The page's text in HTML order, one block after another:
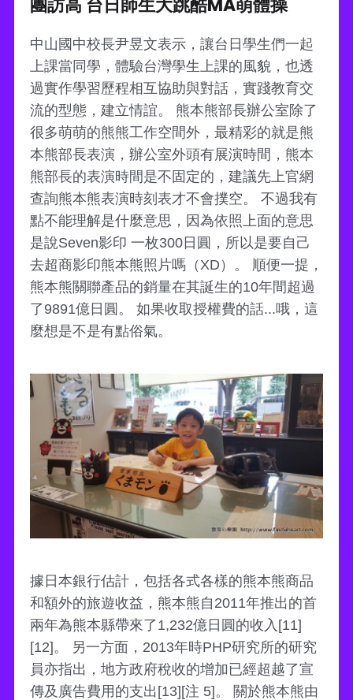
中山國中校長尹昱文表示，讓台日學生們一起
上課當同學，體驗台灣學生上課的風貌，也透
過實作學習歷程相互協助與對話，實踐教育交
流的型態，建立情誼。 熊本熊部長辦公室除了
很多萌萌的熊熊工作空間外，最精彩的就是熊
本熊部長表演，辦公室外頭有展演時間，熊本
熊部長的表演時間是不固定的，建議先上官網
查詢熊本熊表演時刻表才不會撲空。 不過我有
點不能理解是什麼意思，因為依照上面的意思
是說Seven影印 一枚300日圓，所以是要自己
去超商影印熊本熊照片嗎（XD）。 順便一提，
熊本熊關聯產品的銷量在其誕生的10年間超過
了9891億日圓。 如果收取授權費的話...哦，這
麼想是不是有點俗氣。
據日本銀行估計，包括各式各樣的熊本熊商品
和額外的旅遊收益，熊本熊自2011年推出的首
兩年為熊本縣帶來了1,232億日圓的收入[11]
[12]。 另一方面，2013年時PHP研究所的研究
員亦指出，地方政府稅收的增加已經超越了宣
傳及廣告費用的支出[13][注 5]。 關於熊本熊由